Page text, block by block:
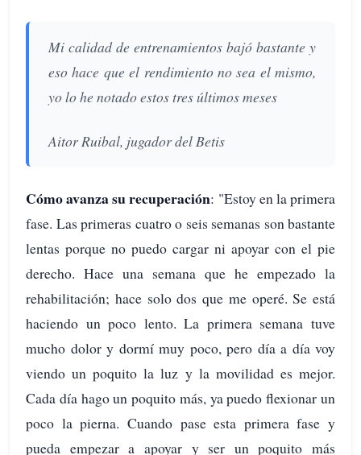
Mi calidad de entrenamientos bajó bastante y
eso hace que el rendimiento no sea el mismo,
yo lo he notado estos tres últimos meses
Aitor Ruibal, jugador del Betis
Cómo avanza su recuperación: "Estoy en la primera
fase. Las primeras cuatro o seis semanas son bastante
lentas porque no puedo cargar ni apoyar con el pie
derecho. Hace una semana que he empezado la
rehabilitación; hace solo dos que me operé. Se está
haciendo un poco lento. La primera semana tuve
mucho dolor y dormí muy poco, pero día a día voy
viendo un poquito la luz y la movilidad es mejor.
Cada día hago un poquito más, ya puedo flexionar un
poco la pierna. Cuando pase esta primera fase y
pueda empezar a apoyar y ser un poquito más